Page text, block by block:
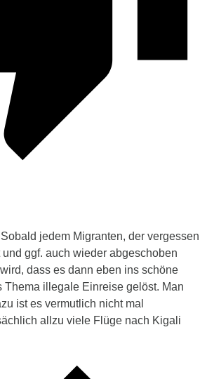
jedem Migranten, der vergessen
und ggf. auch wieder abgeschoben
dass es dann eben ins schöne
Thema illegale Einreise gelöst. Man
ist es vermutlich nicht mal
allzu viele Flüge nach Kigali